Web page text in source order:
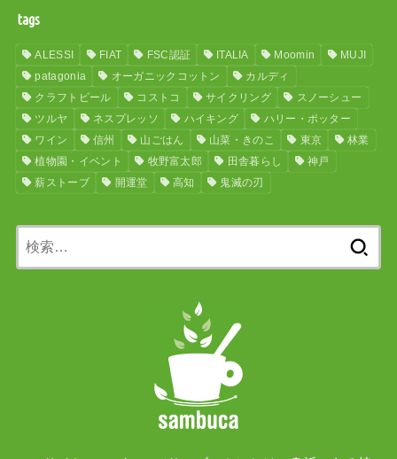
tags
ALESSI FIAT FSC認証 ITALIA Moomin
MUJI
patagonia
オーガニックコットン
カルディ
クラフトビール
コストコ サイクリング
スノーシュー
ツルヤ
ネスプレッソ ハイキング
ハリー・ポッター
ワイン
信州 山ごはん 山菜・きのこ 東京
林業
植物園・イベント
牧野富太郎 田舎暮らし
神戸
薪ストーブ
開運堂 高知 鬼滅の刃